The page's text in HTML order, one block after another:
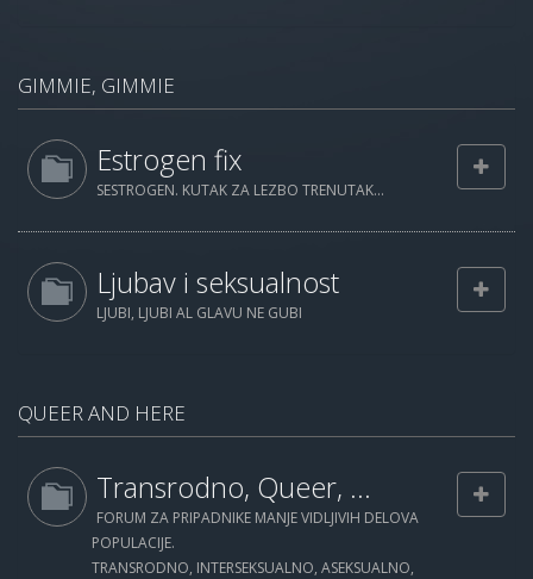
GIMMIE, GIMMIE
Estrogen fix
SESTROGEN. KUTAK ZA LEZBO TRENUTAK...
Ljubav i seksualnost
LJUBI, LJUBI AL GLAVU NE GUBI
QUEER AND HERE
Transrodno, Queer, ...
FORUM ZA PRIPADNIKE MANJE VIDLJIVIH DELOVA
POPULACIJE.
TRANSRODNO, INTERSEKSUALNO, ASEKSUALNO,